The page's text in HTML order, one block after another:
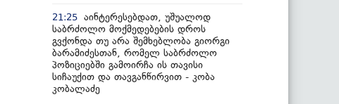
21:25 აინტერესებდათ, უშუალოდ
საბრძოლო მოქმედებების დროს
გვქონდა თუ არა შემხებლობა გიორგი
ბარამიძესთან, რომელ საბრძოლო
პოზიციებში გამოირჩა ის თავისი
სიჩაუქით და თავგანწირვით - კობა
კობალაძე